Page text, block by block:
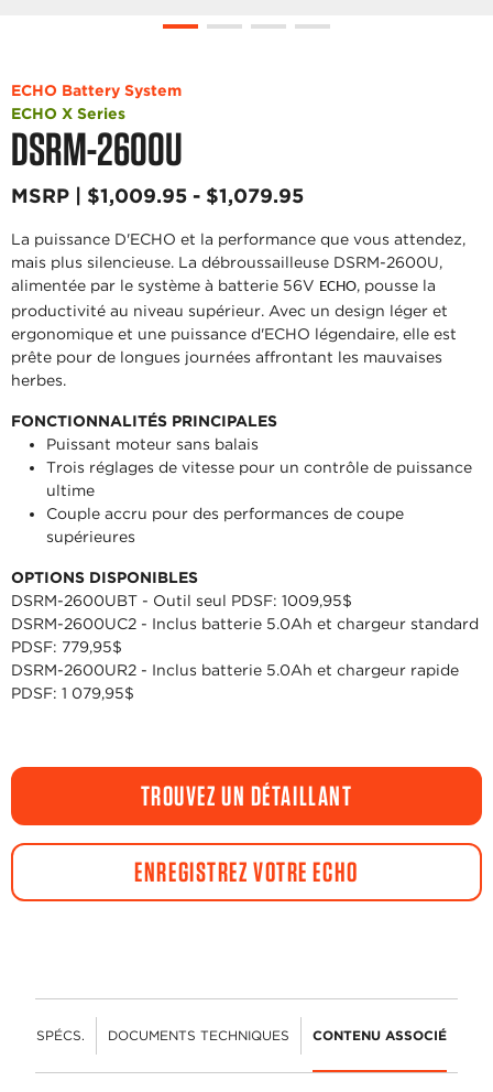
DSRM-2600U
ECHO Battery System
ECHO X Series
MSRP | $1,009.95 - $1,079.95
La puissance D'ECHO et la performance que vous attendez,
mais plus silencieuse. La débroussailleuse DSRM-2600U,
alimentée par le système à batterie 56V ECHO, pousse la
productivité au niveau supérieur. Avec un design léger et
ergonomique et une puissance d'ECHO légendaire, elle est
prête pour de longues journées affrontant les mauvaises
herbes.
FONCTIONNALITÉS PRINCIPALES
Puissant moteur sans balais
Trois réglages de vitesse pour un contrôle de puissance
ultime
Couple accru pour des performances de coupe
supérieures
OPTIONS DISPONIBLES
DSRM-2600UBT - Outil seul PDSF: 1009,95$
DSRM-2600UC2 - Inclus batterie 5.0Ah et chargeur standard
PDSF: 779,95$
DSRM-2600UR2 - Inclus batterie 5.0Ah et chargeur rapide
PDSF: 1 079,95$
TROUVEZ UN DÉTAILLANT
ENREGISTREZ VOTRE ECHO
SPÉCS. DOCUMENTS TECHNIQUES CONTENU ASSOCIÉ